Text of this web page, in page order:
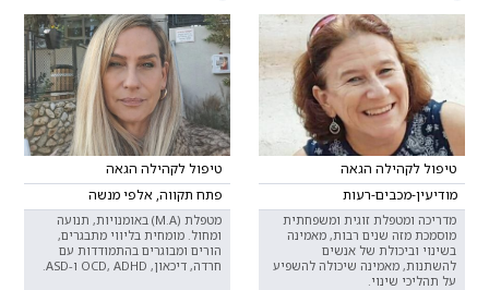
טיפול לקהילה הגאה
מודיעין-מכבים-רעות
מדריכה ומטפלת זוגית ומשפחתית
מוסמכת מזה שנים רבות, מאמינה
בשינוי וביכולת של אנשים
להשתנות, מאמינה שיכולה להשפיע
על תהליכי שינוי.
טיפול לקהילה הגאה
פתח תקווה, אלפי מנשה
מטפלת (M.A) באומנויות, תנועה
ומחול. מומחית בליווי מתבגרים,
הורים ומבוגרים בהתמודדות עם
חרדה, דיכאון, OCD, ADHD ו-ASD.